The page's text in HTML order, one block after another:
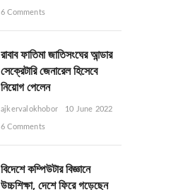
6 Comments
রাবাব ফাতিমা জাতিসংঘের আন্ডার
সেক্রেটারি জেনারেল হিসেবে
নিয়োগ পেলেন
ajkervalokhobor 10 June 2022
6 Comments
বিদেশে কম্পিউটার বিজ্ঞানে
উচ্চশিক্ষা, দেশে ফিরে গড়েছেন